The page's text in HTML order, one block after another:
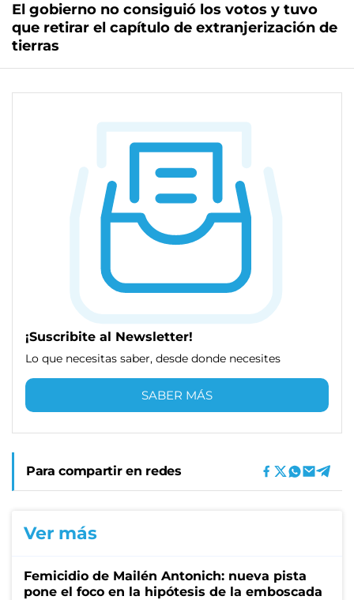
El gobierno no consiguió los votos y tuvo
que retirar el capítulo de extranjerización de
tierras
¡Suscribite al Newsletter!
Lo que necesitas saber, desde donde necesites
SABER MÁS
Para compartir en redes
Ver más
Femicidio de Mailén Antonich: nueva pista
pone el foco en la hipótesis de la emboscada